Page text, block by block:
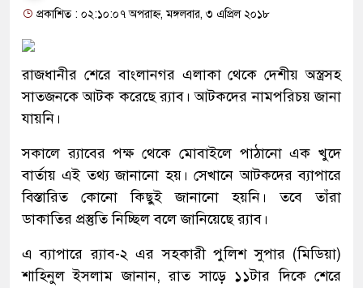
প্রকাশিত : ০২:১০:০৭ অপরাহ্ন, মঙ্গলবার, ৩ এপ্রিল ২০১৮
রাজধানীর শেরে বাংলানগর এলাকা থেকে দেশীয় অস্ত্রসহ
সাতজনকে আটক করেছে র‌্যাব। আটকদের নামপরিচয় জানা
যায়নি।
সকালে র‌্যাবের পক্ষ থেকে মোবাইলে পাঠানো এক খুদে
বার্তায় এই তথ্য জানানো হয়। সেখানে আটকদের ব্যাপারে
বিস্তারিত কোনো কিছুই জানানো হয়নি। তবে তাঁরা
ডাকাতির প্রস্তুতি নিচ্ছিল বলে জানিয়েছে র‌্যাব।
এ ব্যাপারে র‌্যাব-২ এর সহকারী পুলিশ সুপার (মিডিয়া)
শাহিনুল ইসলাম জানান, রাত সাড়ে ১১টার দিকে শেরে